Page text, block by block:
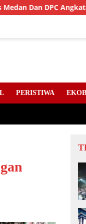
Angkatan Muda
PERISTIWA